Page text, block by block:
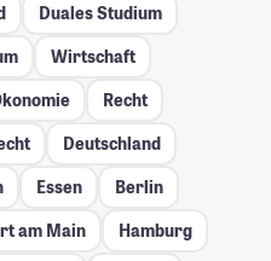
Duales Studium
Wirtschaft
Recht
Deutschland
Essen
Berlin
am Main
Hamburg